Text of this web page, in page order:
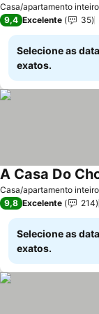
Casa/apartamento inteiro
9,4 Excelente 35
Selecione as
exatos.
Casa/apartamento inteiro
A Casa Do
9,8 Excelente 214
Selecione as
exatos.